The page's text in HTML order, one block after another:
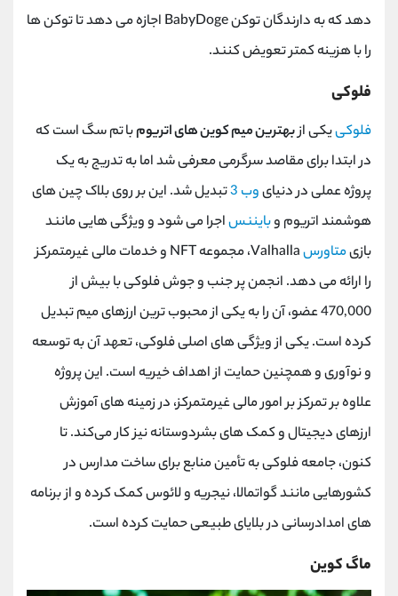
دهد که به دارندگان توکن BabyDoge اجازه می دهد تا توکن ها
را با هزینه کمتر تعویض کنند.
فلوکی
فلوکییکی ازبهترین میم کوین های اتریومبا تم سگ است که
در ابتدا برای مقاصد سرگرمی معرفی شد اما به تدریج به یک
پروژه عملی در دنیایوب 3
تبدیل شد. این بر روی بلاک چین های
هوشمند اتریوم وبایننساجرا می شود و ویژگی هایی مانند
بازیمتاورس
Valhalla، مجموعه NFT و خدمات مالی غیرمتمرکز
را ارائه می دهد. انجمن پر جنب و جوش فلوکی با بیش از
470,000 عضو، آن را به یکی از محبوب ترین ارزهای میم تبدیل
کرده است. یکی از ویژگی های اصلی فلوکی، تعهد آن به توسعه
و نوآوری و همچنین حمایت از اهداف خیریه است. این پروژه
علاوه بر تمرکز بر امور مالی غیرمتمرکز، در زمینه ‌های آموزش
ارزهای دیجیتال و کمک ‌های بشردوستانه نیز کار می‌کند. تا
کنون، جامعه فلوکی به تأمین منابع برای ساخت مدارس در
کشورهایی مانند گواتمالا، نیجریه و لائوس کمک کرده و از برنامه
های امدادرسانی در بلایای طبیعی حمایت کرده است.
ماگ کوین